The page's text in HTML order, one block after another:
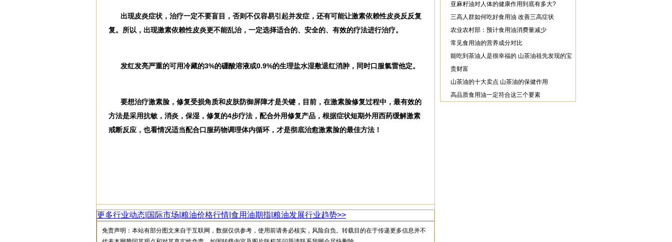
出现皮炎症状，治疗一定不要盲目，否则不仅容易引起并发症，还有可能让激素依赖性皮炎反反复
复。所以，出现激素依赖性皮炎更不能乱治，一定选择适合的、安全的、有效的疗法进行治疗。
发红发亮严重的可用冷藏的3%的硼酸溶液或0.9%的生理盐水湿敷退红消肿，同时口服氯雷他定。
要想治疗激素脸，修复受损角质和皮肤防御屏障才是关键，目前，在激素脸修复过程中，最有效的
方法是采用抗敏，消炎，保湿，修复的4步疗法，配合外用修复产品，根据症状短期外用西药缓解激素
戒断反应，也看情况适当配合口服药物调理体内循环，才是彻底治愈激素脸的最佳方法！
更多行业动态|国际市场|粮油价格行情|食用油期指|粮油发展行业趋势>>
免责声明：本站有部分图文来自于互联网，数据仅供参考，使用前请务必核实，风险自负。转载目的在于传递更多信息并不
亚麻籽油对人体的健康作用到底有多大?
三高人群如何吃好食用油 改善三高症状
农业农村部：预计食用油消费量减少
常见食用油的营养成分对比
能吃到茶油人是很幸福的 山茶油祖先发现的宝
贵财富
山茶油的十大卖点 山茶油的保健作用
高品质食用油一定符合这三个要素